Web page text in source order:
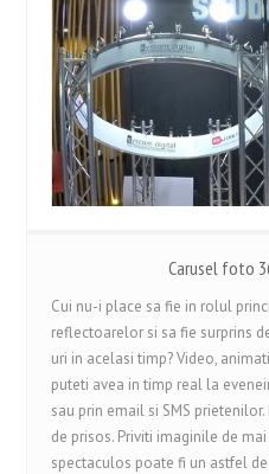
Carusel foto
Cui nu-i place sa fie in rolul
reflectoarelor si sa fie surprins
uri in acelasi timp? Video,
puteti avea in timp real la
sau prin email si SMS
de prisos. Priviti imaginile de
spectaculos poate fi un astfel